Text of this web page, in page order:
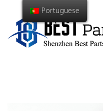
Portuguese